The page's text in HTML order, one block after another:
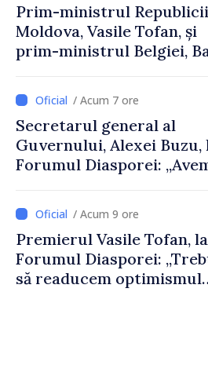
Prim-ministrul Republicii
Moldova, Vasile Tofan, și
prim-ministrul Belgiei,
despre parcursul
al Republicii Moldova.
/ Acum 7 ore
Secretarul general al
Guvernului, Alexei Buzu,
Forumul Diasporei:
dumneavoastră pentru a
construi comunități mai
puternice”
/ Acum 9 ore
Premierul Vasile Tofan, la
Forumul Diasporei:
să readucem optimismul